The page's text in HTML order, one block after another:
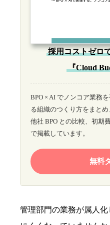
採用コストゼロ
『Cloud
BPO × AI でノンコア業務
る組織のつくり方をまと
他社 BPO との比較、初期
で掲載しています。
無料
管理部門の業務が属人